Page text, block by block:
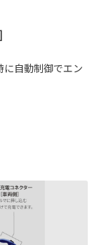
に自動制御でエン